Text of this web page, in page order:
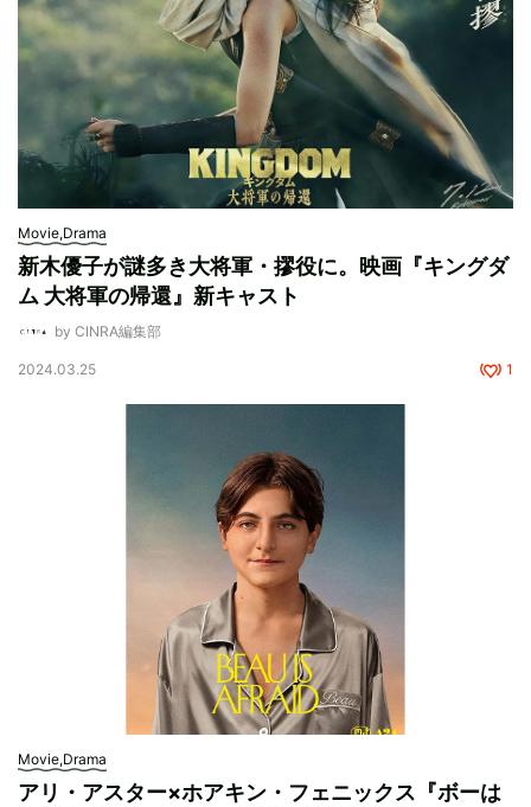
Movie,Drama
新木優子が謎多き大将軍・摎役に。映画『キングダ
ム 大将軍の帰還』新キャスト
by CINRA編集部
2024.03.25 1
Movie,Drama
アリ・アスター×ホアキン・フェニックス『ボーは